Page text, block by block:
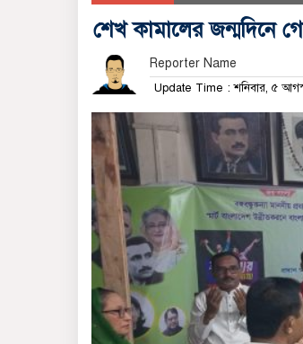
শেখ কামালের জন্মদিনে
Reporter Name
Update Time : শনিবার, ৫